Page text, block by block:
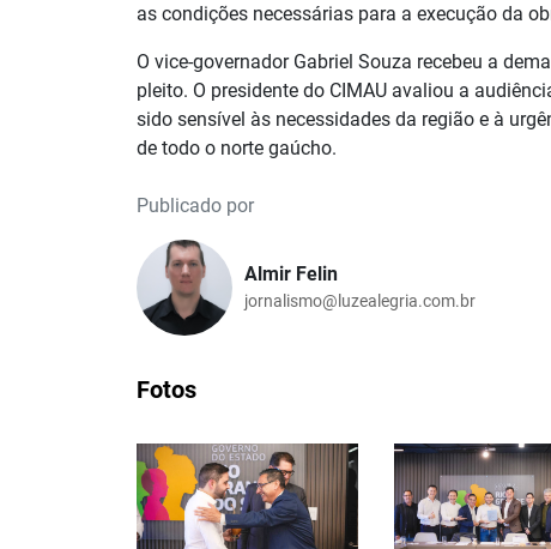
as condições necessárias para a execução da
O vice-governador Gabriel Souza recebeu a
pleito. O presidente do CIMAU avaliou a
sido sensível às necessidades da região e à
de todo o norte gaúcho.
Publicado por
Almir Felin
jornalismo@luzealegria.com.br
Fotos